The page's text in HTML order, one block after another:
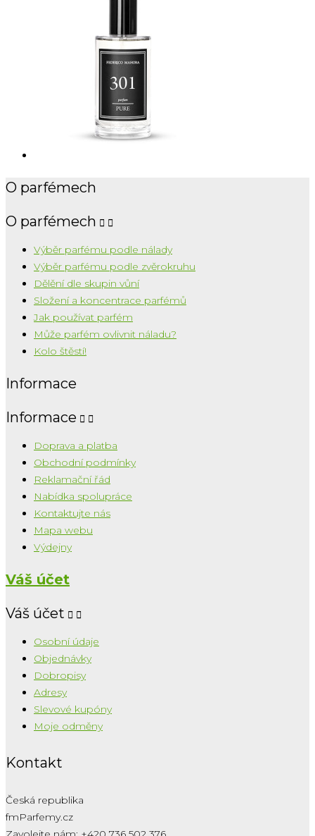
O parfémech
O parfémech  
Výběr parfému podle nálady
Výběr parfému podle zvěrokruhu
Dělění dle skupin vůní
Složení a koncentrace parfémů
Jak používat parfém
Může parfém ovlivnit náladu?
Kolo štěstí!
Informace
Informace  
Doprava a platba
Obchodní podmínky
Reklamační řád
Nabídka spolupráce
Kontaktujte nás
Mapa webu
Výdejny
Váš účet
Váš účet  
Osobní údaje
Objednávky
Dobropisy
Adresy
Slevové kupóny
Moje odměny
Kontakt
Česká republika
fmParfemy.cz